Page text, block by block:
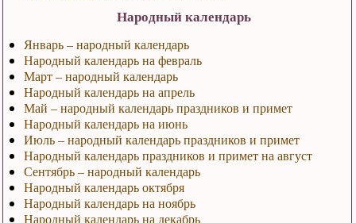
Народный календарь
Январь – народный календарь
Народный календарь на февраль
Март – народный календарь
Народный календарь на апрель
Май – народный календарь праздников и примет
Народный календарь на июнь
Июль – народный календарь праздников и примет
Народный календарь праздников и примет на август
Сентябрь – народный календарь
Народный календарь октября
Народный календарь на ноябрь
Народный календарь на декабрь